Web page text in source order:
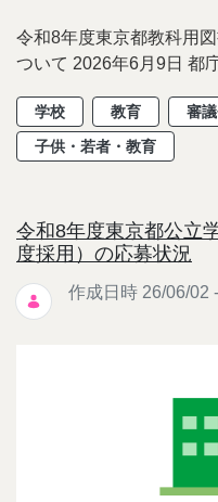
令和8年度東京都教科用
ついて 2026年6月9日 都
学校 教育
審
子供・若者・教育
令和8年度東京都公立
度採用）の応募状況
作成日時 26/06/02